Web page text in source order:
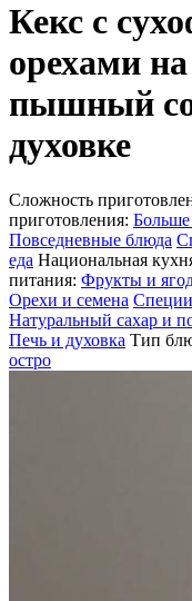
Кекс с
орехами
пышный
духовке
Сложность
приготовления: Больше
Повседневные блюда
еда Национальная
питания: Фрукты и
Орехи и семена
Натуральный сахар и
Печь и духовка Тип
остро